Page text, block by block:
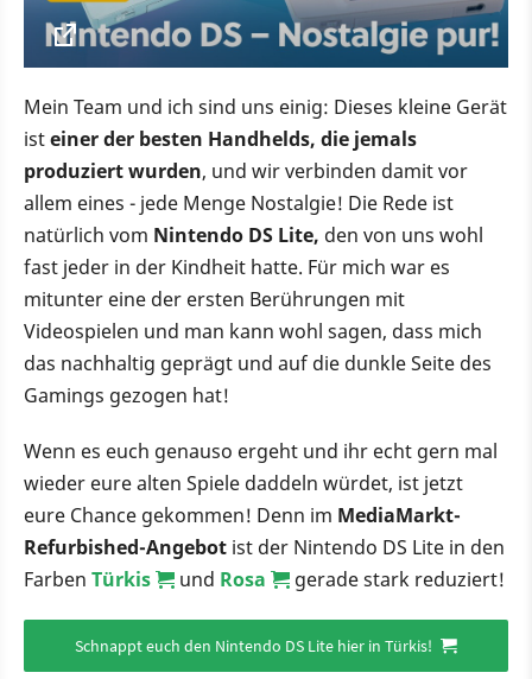
Mein Team und ich sind uns einig: Dieses kleine Gerät
isteiner der besten Handhelds, die jemals
produziert wurden, und wir verbinden damit vor
allem eines - jede Menge Nostalgie! Die Rede ist
natürlich vom Nintendo DS Lite, den von uns wohl
fast jeder in der Kindheit hatte. Für mich war es
mitunter eine der ersten Berührungen mit
Videospielen und man kann wohl sagen, dass mich
das nachhaltig geprägt und auf die dunkle Seite des
Gamings gezogen hat!
Wenn es euch genauso ergeht und ihr echt gern mal
wieder eure alten Spiele daddeln würdet, ist jetzt
eure Chance gekommen! Denn im MediaMarkt-
Refurbished-Angebot ist der Nintendo DS Lite in den
Farben Türkis und Rosa gerade stark reduziert!
Schnappt euch den Nintendo DS Lite hier in Türkis!